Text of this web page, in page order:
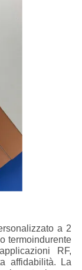
a 2
termoindurente
RF,
affidabilità. La